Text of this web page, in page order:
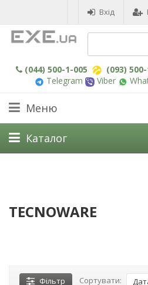
Вхід
(044) 500-1-005 (093)
Telegram
Viber
Меню
Каталог
TECNOWARE
Фільтр Сортувати: